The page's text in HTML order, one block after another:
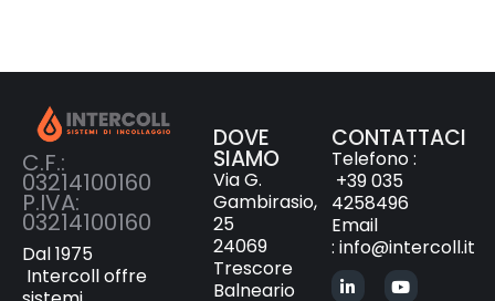
C.F.:
03214100160
P.IVA:
03214100160
Dal 1975
Intercoll offre
DOVE
SIAMO
Via G.
Gambirasio,
25
24069
Trescore
Balneario
CONTATTACI
Telefono :
+39 035
4258496
Email
: info@intercoll.it